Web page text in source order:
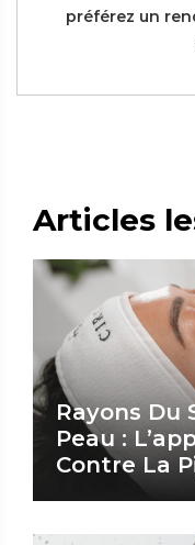
préférez un
Articles
Rayons Du
Peau :
Contre La